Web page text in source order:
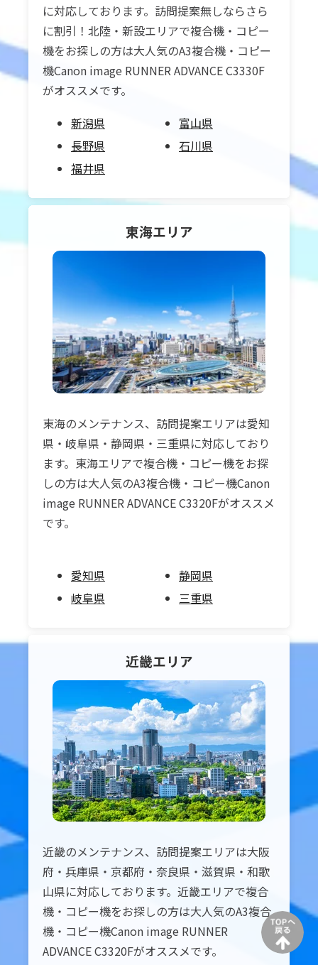
に対応しております。訪問提案無しならさら
に割引！北陸・新設エリアで複合機・コピー
機をお探しの方は大人気のA3複合機・コピー
機Canon image RUNNER ADVANCE C3330F
がオススメです。
新潟県
長野県
福井県
富山県
石川県
東海エリア
東海のメンテナンス、訪問提案エリアは愛知
県・岐阜県・静岡県・三重県に対応しており
ます。東海エリアで複合機・コピー機をお探
しの方は大人気のA3複合機・コピー機Canon
image RUNNER ADVANCE C3320Fがオススメ
です。
愛知県
岐阜県
静岡県
三重県
近畿エリア
近畿のメンテナンス、訪問提案エリアは大阪
府・兵庫県・京都府・奈良県・滋賀県・和歌
山県に対応しております。近畿エリアで複合
機・コピー機をお探しの方は大人気のA3複合
機・コピー機Canon image RUNNER
ADVANCE C3320Fがオススメです。